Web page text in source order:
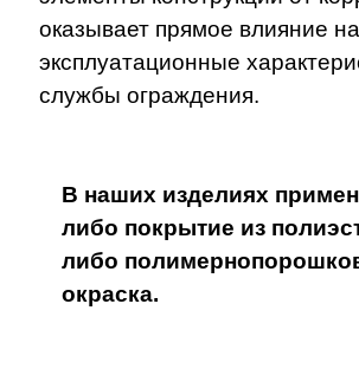
оказывает прямое влияние на
эксплуатационные
службы ограждения.
В наших изделиях
либо покрытие из
либо
окраска.